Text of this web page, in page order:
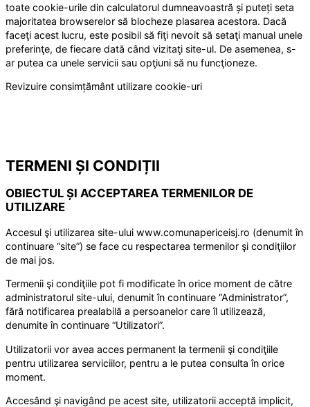
toate cookie-urile din calculatorul dumneavoastră și puteți seta
majoritatea browserelor să blocheze plasarea acestora. Dacă
faceţi acest lucru, este posibil să fiţi nevoit să setaţi manual unele
preferinţe, de fiecare dată când vizitaţi site-ul. De asemenea, s-
ar putea ca unele servicii sau opţiuni să nu funcţioneze.
Revizuire consimțământ utilizare cookie-uri
TERMENI ȘI CONDIȚII
OBIECTUL ȘI ACCEPTAREA TERMENILOR DE
UTILIZARE
Accesul şi utilizarea site-ului www.comunapericeisj.ro (denumit în
continuare “site”) se face cu respectarea termenilor şi condiţiilor
de mai jos.
Termenii şi condiţiile pot fi modificate în orice moment de către
administratorul site-ului, denumit în continuare “Administrator”,
fără notificarea prealabilă a persoanelor care îl utilizează,
denumite în continuare “Utilizatori”.
Utilizatorii vor avea acces permanent la termenii şi condiţiile
pentru utilizarea serviciilor, pentru a le putea consulta în orice
moment.
Accesând şi navigând pe acest site, utilizatorii acceptă implicit,